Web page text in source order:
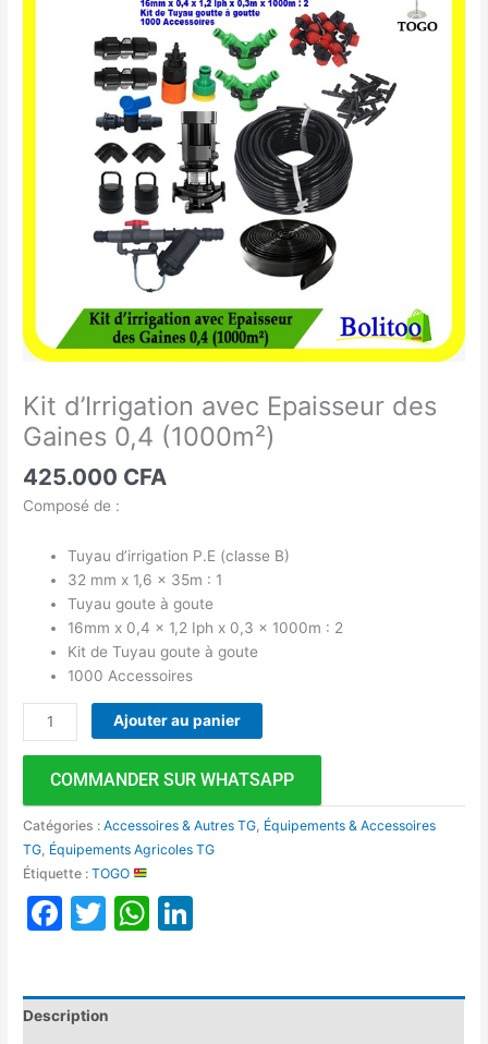
Kit d’Irrigation avec Epaisseur des
Gaines 0,4 (1000m²)
425.000 CFA
Composé de :
Tuyau d’irrigation P.E (classe B)
32 mm x 1,6 x 35m : 1
Tuyau goute à goute
16mm x 0,4 x 1,2 Iph x 0,3 x 1000m : 2
Kit de Tuyau goute à goute
1000 Accessoires
Ajouter au panier
COMMANDER SUR WHATSAPP
Catégories :Accessoires & Autres TG Équipements & Accessoires
TG Équipements Agricoles TG
Étiquette :TOGO
Facebook
TwitterWhatsApp
Description